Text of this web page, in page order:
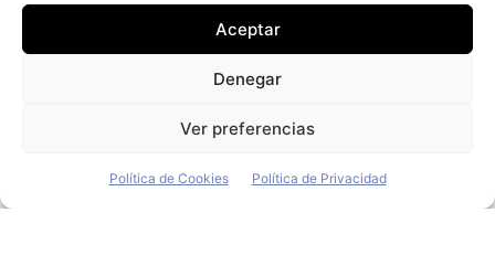
Aceptar
Denegar
Ver preferencias
Política de Cookies Política de Privacidad
Redacción - 22 de marzo de 2018
Daimler ha aumnetado su cooperación con la start-up
Anagog Ltd, al participar en una ronda de financiación
con MizMaa Ventures, una compañía californiana de